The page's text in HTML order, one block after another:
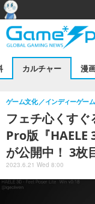
カルチャー 漫
フェチ心くすぐ
Pro版『HAELE
が公開中！ 3枚
ゲーム文化 インディーゲーム
2023.6.21 Wed 8:00